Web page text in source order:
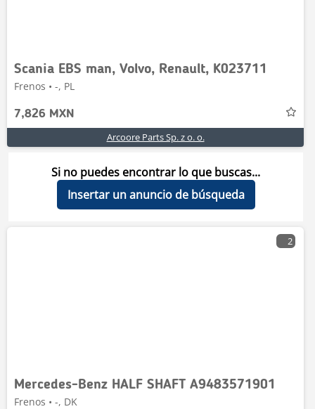
Scania EBS man, Volvo, Renault, K023711
Frenos • -, PL
7,826 MXN
Arcoore Parts Sp. z o. o.
Si no puedes encontrar lo que buscas...
Insertar un anuncio de búsqueda
2
Mercedes-Benz HALF SHAFT A9483571901
Frenos • -, DK